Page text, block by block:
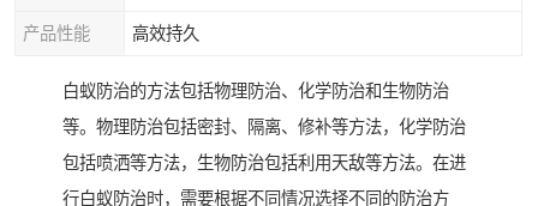
产品性能 高效持久
白蚁防治的方法包括物理防治、化学防治和生物防治
等。物理防治包括密封、隔离、修补等方法，化学防治
包括喷洒等方法，生物防治包括利用天敌等方法。在进
行白蚁防治时，需要根据不同情况选择不同的防治方